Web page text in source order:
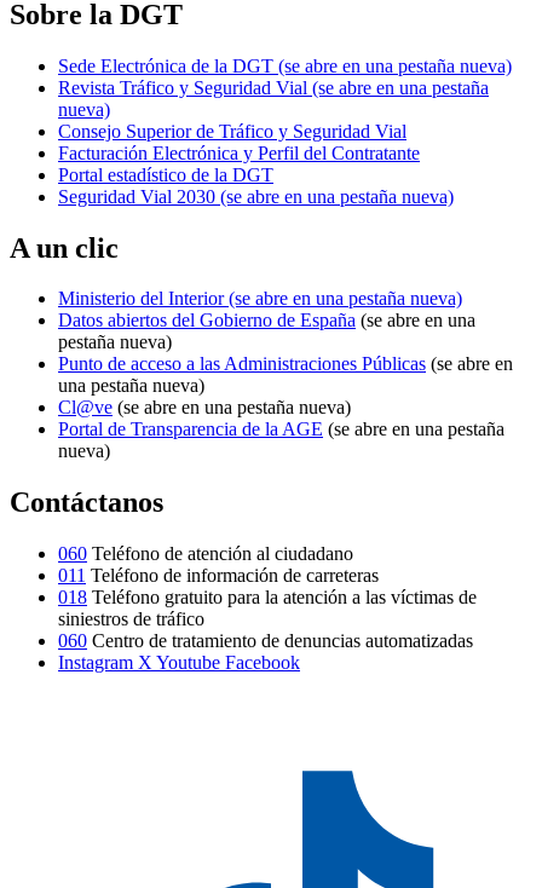
Sobre la DGT
Sede Electrónica de la DGT (se abre en una pestaña nueva)
Revista Tráfico y Seguridad Vial (se abre en una pestaña
nueva)
Consejo Superior de Tráfico y Seguridad Vial
Facturación Electrónica y Perfil del Contratante
Portal estadístico de la DGT
Seguridad Vial 2030 (se abre en una pestaña nueva)
A un clic
Ministerio del Interior(se abre en una pestaña nueva)
Datos abiertos del Gobierno de España (se abre en una
pestaña nueva)
Punto de acceso a las Administraciones Públicas (se abre en
una pestaña nueva)
Cl@ve (se abre en una pestaña nueva)
Portal de Transparencia de la AGE (se abre en una pestaña
nueva)
Contáctanos
060 Teléfono de atención al ciudadano
011 Teléfono de información de carreteras
018 Teléfono gratuito para la atención a las víctimas de
siniestros de tráfico
060 Centro de tratamiento de denuncias automatizadas
Instagram X Youtube Facebook